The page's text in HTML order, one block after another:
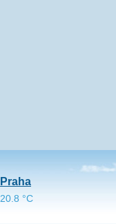
Praha
20.8 °C